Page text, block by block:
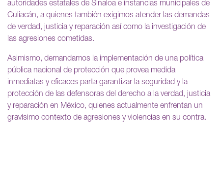
autoridades estatales de Sinaloa e instancias municipales de
Culiacán, a quienes también exigimos atender las demandas
de verdad, justicia y reparación así como la investigación de
las agresiones cometidas.
Asimismo, demandamos la implementación de una política
pública nacional de protección que provea medida
inmediatas y eficaces parta garantizar la seguridad y la
protección de las defensoras del derecho a la verdad, justicia
y reparación en México, quienes actualmente enfrentan un
gravísimo contexto de agresiones y violencias en su contra.